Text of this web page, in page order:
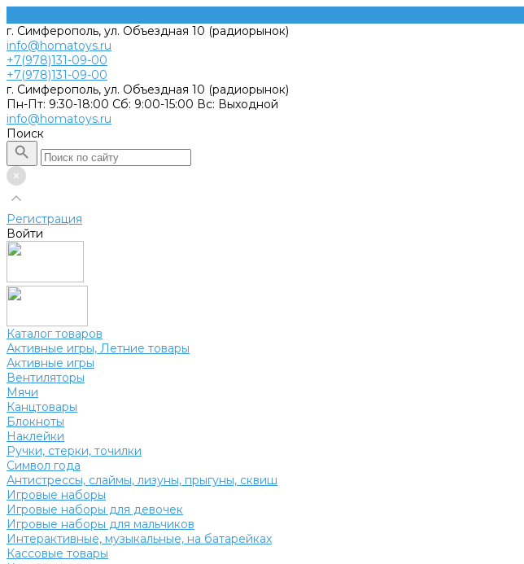
г. Симферополь, ул. Объездная 10 (радиорынок)
info@homatoys.ru
+7(978)131-09-00
+7(978)131-09-00
г. Симферополь, ул. Объездная 10 (радиорынок)
Пн-Пт: 9:30-18:00 Cб: 9:00-15:00 Вс: Выходной
info@homatoys.ru
Поиск
Регистрация
Войти
Каталог товаров
Активные игры, Летние товары
Активные игры
Вентиляторы
Мячи
Канцтовары
Блокноты
Наклейки
Ручки, стерки, точилки
Символ года
Антистрессы, слаймы, лизуны, прыгуны, сквиш
Игровые наборы
Игровые наборы для девочек
Игровые наборы для мальчиков
Интерактивные, музыкальные, на батарейках
Кассовые товары